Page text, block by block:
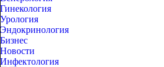
Гинекология
Урология
Эндокринология
Бизнес
Новости
Инфектология